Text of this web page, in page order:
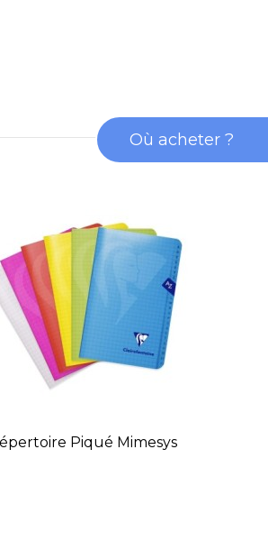
Piqué Mimesys
Où acheter ?